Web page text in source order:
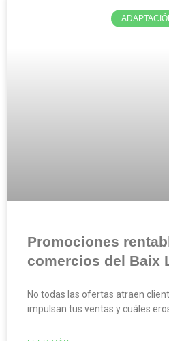
Promociones
comercios del Baix
No todas las ofertas atraen
impulsan tus ventas y cuáles